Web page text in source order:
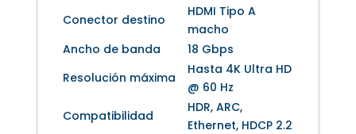
Conector destino
HDMI Tipo A
macho
Ancho de banda
18 Gbps
Resolución máxima
Hasta 4K Ultra HD
@ 60 Hz
Compatibilidad
HDR, ARC,
Ethernet, HDCP 2.2